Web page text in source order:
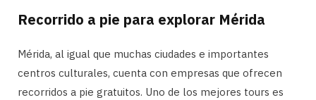
Recorrido a pie para explorar Mérida
Mérida, al igual que muchas ciudades e importantes
centros culturales, cuenta con empresas que ofrecen
recorridos a pie gratuitos. Uno de los mejores tours es